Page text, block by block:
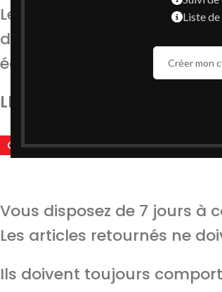
Liste
Créer mon
Le paiement à la livraison
d’un bien au moment de la
économiser pour effectuer
LIVRAISON GRATUITE
Condition de retour:
Vous disposez de 7 jours
Les articles retournés ne
Ils doivent toujours